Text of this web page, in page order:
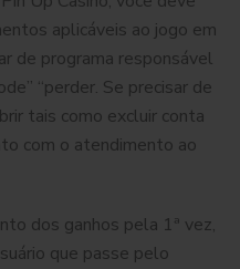
aplicáveis ao jogo em
de programa responsável
“perder. Se precisar de
tais como excluir conta
com o atendimento ao
dos ganhos pela 1ª vez,
que passe pelo